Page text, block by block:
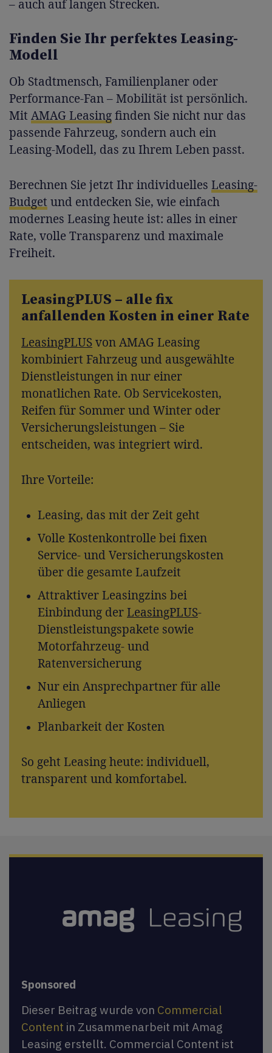
– auch auf langen Strecken.
Finden Sie Ihr perfektes Leasing-
Modell
Ob Stadtmensch, Familienplaner oder
Performance-Fan – Mobilität ist persönlich.
Mit AMAG Leasingfinden Sie nicht nur das
passende Fahrzeug, sondern auch ein
Leasing-Modell, das zu Ihrem Leben passt.
Berechnen Sie jetzt Ihr individuelles Leasing-
Budget und entdecken Sie, wie einfach
modernes Leasing heute ist: alles in einer
Rate, volle Transparenz und maximale
Freiheit.
LeasingPLUS – alle fix
anfallenden Kosten in einer Rate
LeasingPLUSvon AMAG Leasing
kombiniert Fahrzeug und ausgewählte
Dienstleistungen in nur einer
monatlichen Rate. Ob Servicekosten,
Reifen für Sommer und Winter oder
Versicherungsleistungen – Sie
entscheiden, was integriert wird.
Ihre Vorteile:
Leasing, das mit der Zeit geht
Volle Kostenkontrolle bei fixen
Service- und Versicherungskosten
über die gesamte Laufzeit
Attraktiver Leasingzins bei
Einbindung derLeasingPLUS-
Dienstleistungspakete sowie
Motorfahrzeug- und
Ratenversicherung
Nur ein Ansprechpartner für alle
Anliegen
Planbarkeit der Kosten
So geht Leasing heute: individuell,
transparent und komfortabel.
Sponsored
Dieser Beitrag wurde von Commercial
Content in Zusammenarbeit mit Amag
Leasing erstellt. Commercial Content ist